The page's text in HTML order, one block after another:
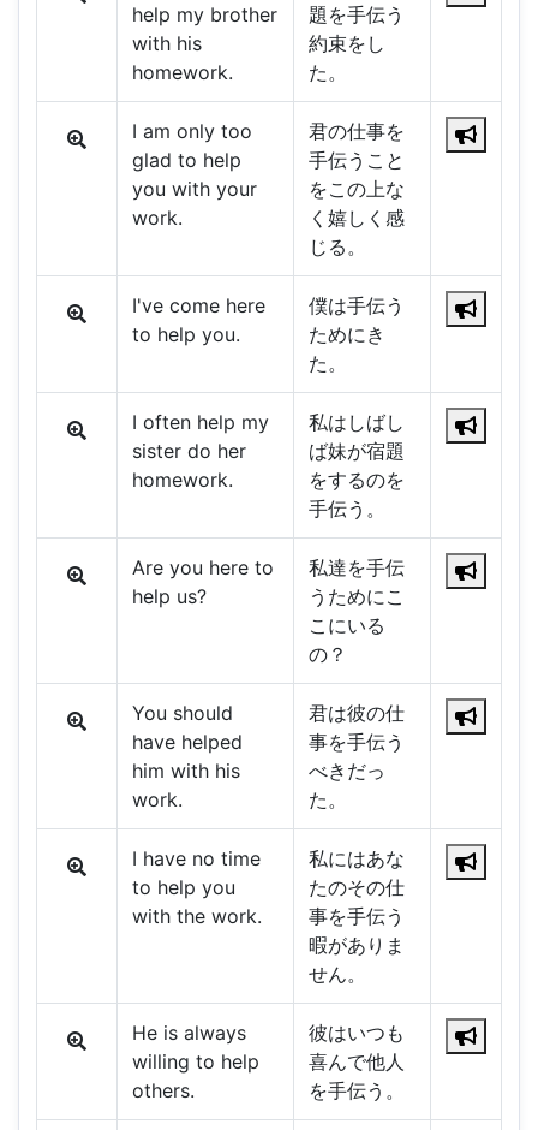
help my brother
with his
homework.
題を手伝う
約束をし
た。
I am only too
glad to help
you with your
work.
君の仕事を
手伝うこと
をこの上な
く嬉しく感
じる。
I've come here
to help you.
僕は手伝う
ためにき
た。
I often help my
sister do her
homework.
私はしばし
ば妹が宿題
をするのを
手伝う。
Are you here to
help us?
私達を手伝
うためにこ
こにいる
の？
You should
have helped
him with his
work.
君は彼の仕
事を手伝う
べきだっ
た。
I have no time
to help you
with the work.
私にはあな
たのその仕
事を手伝う
暇がありま
せん。
He is always
willing to help
others.
彼はいつも
喜んで他人
を手伝う。